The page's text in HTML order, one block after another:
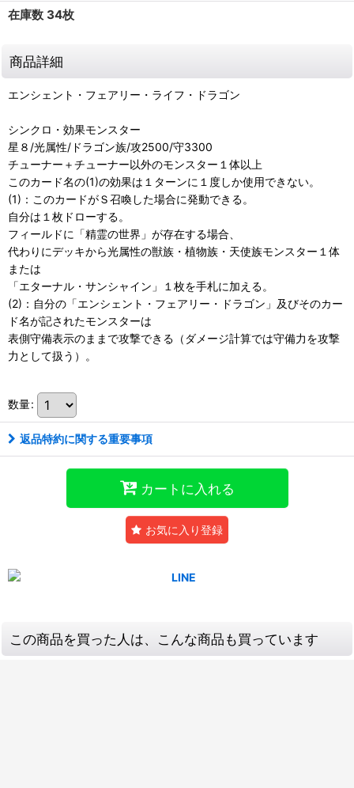
在庫数 34枚
商品詳細
エンシェント・フェアリー・ライフ・ドラゴン
シンクロ・効果モンスター
星８/光属性/ドラゴン族/攻2500/守3300
チューナー＋チューナー以外のモンスター１体以上
このカード名の(1)の効果は１ターンに１度しか使用できない。
(1)：このカードがＳ召喚した場合に発動できる。
自分は１枚ドローする。
フィールドに「精霊の世界」が存在する場合、
代わりにデッキから光属性の獣族・植物族・天使族モンスター１体
または
「エターナル・サンシャイン」１枚を手札に加える。
(2)：自分の「エンシェント・フェアリー・ドラゴン」及びそのカー
ド名が記されたモンスターは
表側守備表示のままで攻撃できる（ダメージ計算では守備力を攻撃
力として扱う）。
数量:
返品特約に関する重要事項
カートに入れる
お気に入り登録
この商品を買った人は、こんな商品も買っています